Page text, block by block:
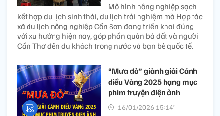
Mô hình nông nghiệp sạch
kết hợp du lịch sinh thái, du lịch trải nghiệm mà Hợp tác
xã du lịch nông nghiệp Cồn Sơn đang triển khai đúng
với xu hướng hiện nay, góp phần quản bá đất và người
Cần Thơ đến du khách trong nước và bạn bè quốc tế.
“Mưa đỏ” giành giải Cánh
diều Vàng 2025 hạng mục
phim truyện điện ảnh
16/01/2026 15:14’